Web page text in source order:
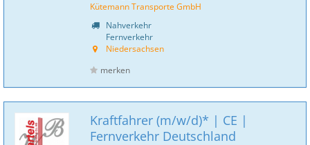
Kütemann Transporte GmbH
Nahverkehr
Fernverkehr
Niedersachsen
merken
Kraftfahrer (m/w/d)* | CE |
Fernverkehr Deutschland